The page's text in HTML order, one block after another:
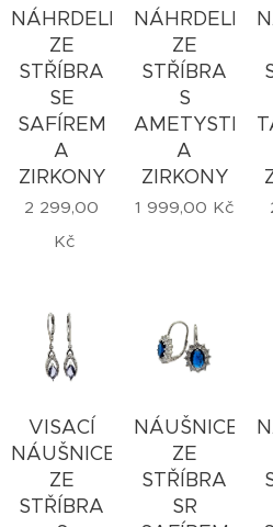
NÁHRDELNÍK
ZE
STŘÍBRA
SE
SAFÍREM
A
ZIRKONY
2 299,00
Kč
NÁHRDELNÍK
ZE
STŘÍBRA
S
AMETYSTEM
A
ZIRKONY
1 999,00 Kč
VISACÍ
NÁUŠNICE
ZE
STŘÍBRA
NÁUŠNICE
ZE
STŘÍBRA
SR